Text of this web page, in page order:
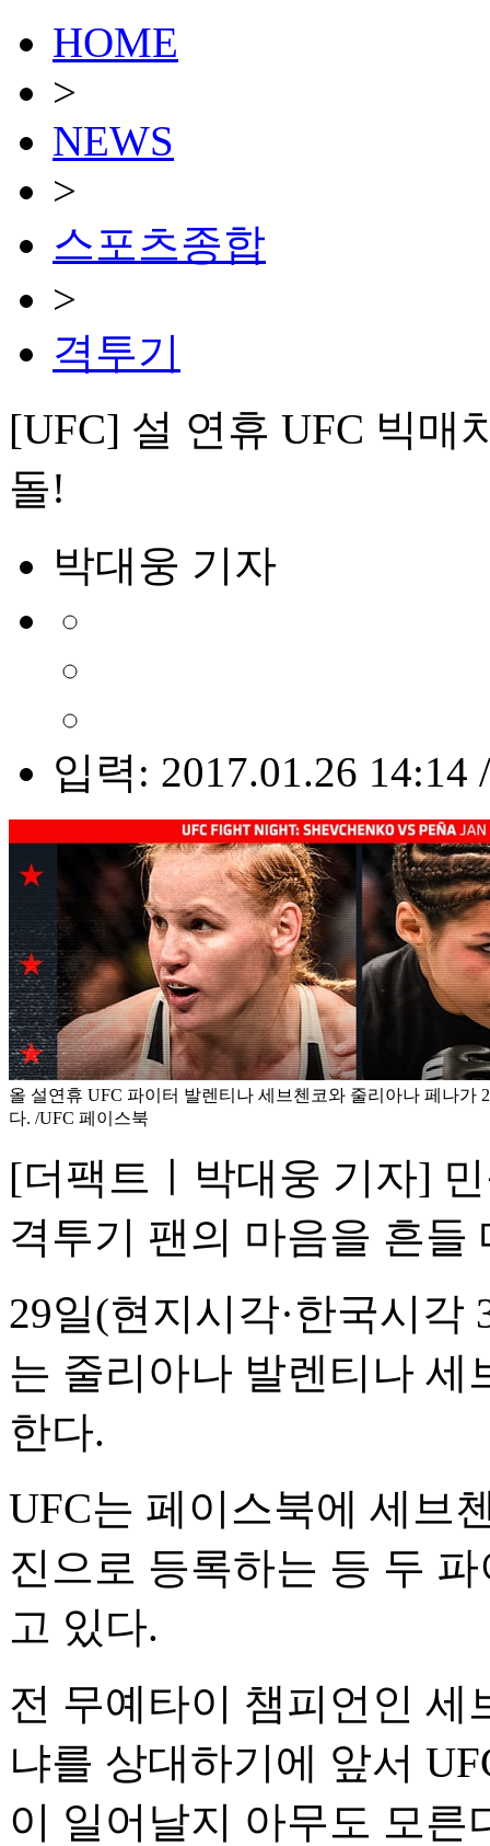
HOME
>
NEWS
>
스포츠종합
>
격투기
[UFC] 설 연휴 UFC 빅매
돌!
박대웅 기자
입력: 2017.01.26 14:14
올 설연휴 UFC 파이터 발렌티나 세브첸코와 줄리아나 페나가
다. /UFC 페이스북
[더팩트ㅣ박대웅 기자]
격투기 팬의 마음을 흔들
29일(현지시각·한국시각
는 줄리아나 발렌티나 세
한다.
UFC는 페이스북에 세브
진으로 등록하는 등 두
고 있다.
전 무예타이 챔피언인 세
냐를 상대하기에 앞서
이 일어날지 아무도 모